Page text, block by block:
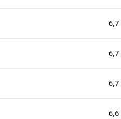
6,7
6,7
6,7
6,6